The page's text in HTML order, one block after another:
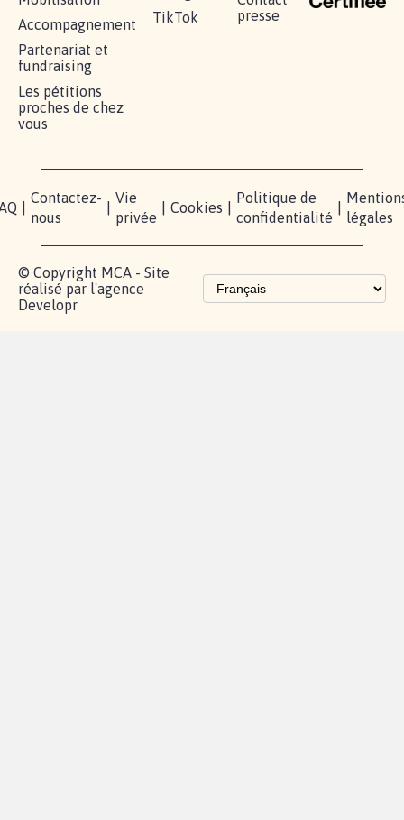
Accompagnement
Partenariat et
fundraising
Les pétitions
proches de chez
vous
TikTok
presse
Contactez-
nous
Vie
privée
Cookies
Politique de
confidentialité
légales
© Copyright MCA - Site
réalisé par l'agence
Developr